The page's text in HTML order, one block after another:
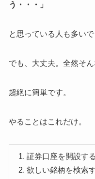
う・・・」
と思っている人も多いで
でも、大丈夫。全然そ
超絶に簡単です。
やることはこれだけ。
証券口座を開設する
欲しい銘柄を検索